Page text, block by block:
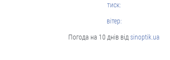
тиск:
вітер:
Погода на 10 днів від sinoptik.ua
Чергові ротації у владі: чого чекати